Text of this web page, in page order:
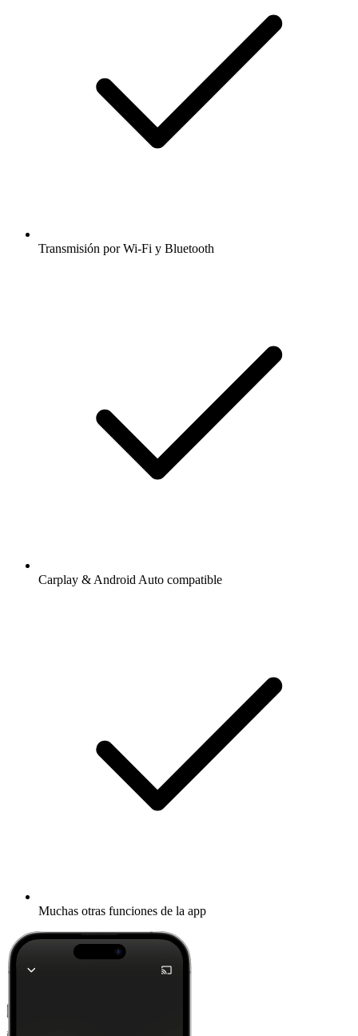
Transmisión por Wi-Fi y Bluetooth
Carplay & Android Auto compatible
Muchas otras funciones de la app